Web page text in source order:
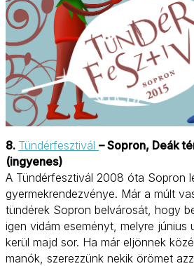
8. Tündérfesztivál – Sopron, Deák
(ingyenes)
A Tündérfesztivál 2008 óta Sopron
gyermekrendezvénye. Már a múlt
tündérek Sopron belvárosát, hogy
igen vidám eseményt, melyre június
kerül majd sor. Ha már eljönnek
manók, szerezzünk nekik örömet